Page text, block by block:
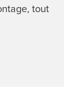
tout